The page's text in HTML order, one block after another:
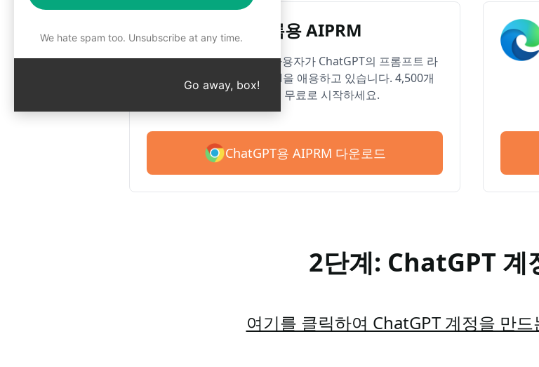
Google 크롬용 AIPRM
2백만 명 이상의 사용자가 ChatGPT의 프롬프트 라
이브러리용 AIPRM을 애용하고 있습니다. 4,500개
이상의 프롬프트로 무료로 시작하세요.
ChatGPT용 AIPRM 다운로드
2단계: ChatGPT 계
여기를 클릭하여 ChatGPT 계정을 만
We hate spam too. Unsubscribe at any time.
Go away, box!